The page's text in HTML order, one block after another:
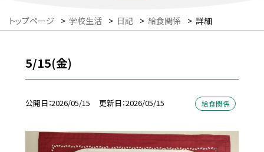
トップページ > 学校生活 > 日記 > 給食関係 > 詳細
5/15(金)
公開日 2026/05/15 更新日 2026/05/15 給食関係